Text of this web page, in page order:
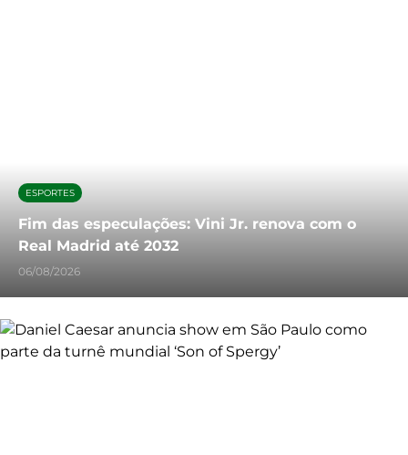
ESPORTES
Fim das especulações: Vini Jr. renova com o
Real Madrid até 2032
06/08/2026